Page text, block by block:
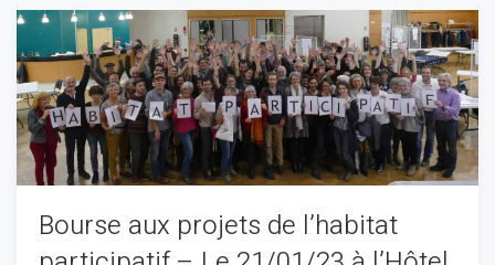
Bourse aux projets de l’habitat